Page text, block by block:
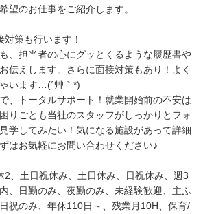
望のお仕事をご紹介します。
策も行います！
、担当者の心にグッとくるような履歴書や
伝えします。さらに面接対策もあり！よく
います…(´艸｀*)
、トータルサポート！就業開始前の不安は
りごとも当社のスタッフがしっかりとフォ
学してみたい！気になる施設があって詳細
はお気軽にお問い合わせください♪
2、土日祝休み、土日休み、日祝休み、週3
、日勤のみ、夜勤のみ、未経験歓迎、主ふ
祝のみ、年休110日～、残業月10H、保育/